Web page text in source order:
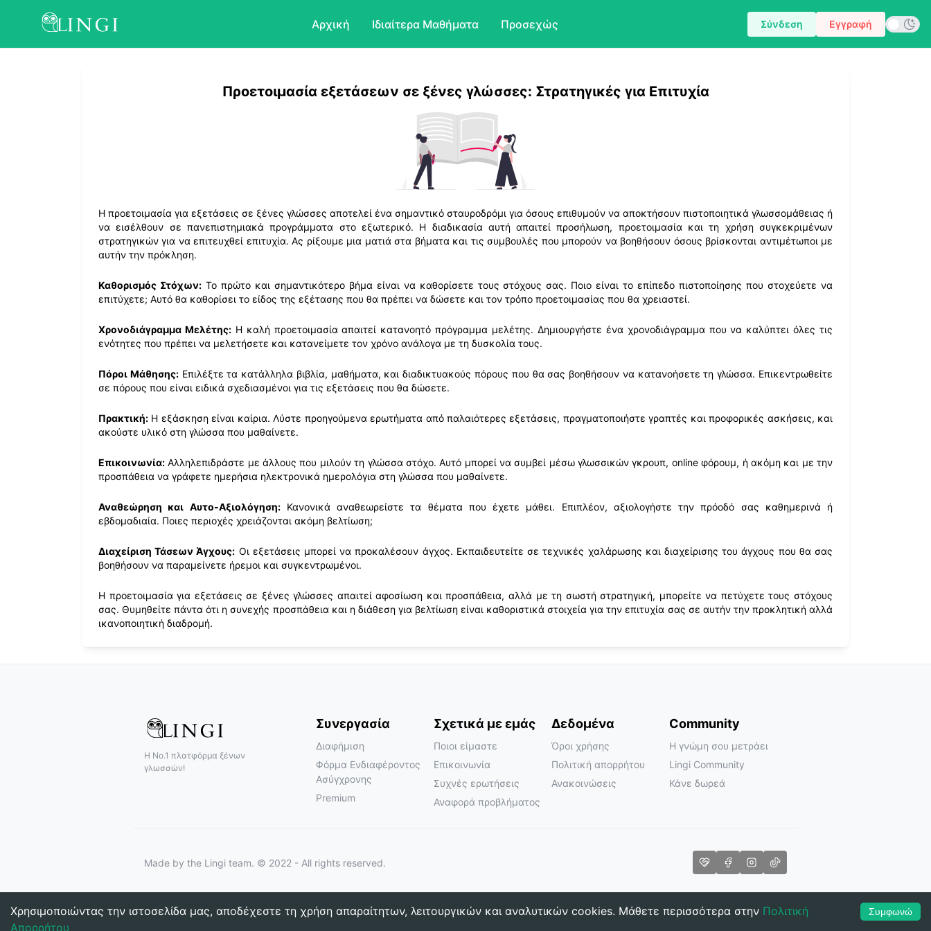
Αρχική Ιδιαίτερα Μαθήματα Προσεχώς Σύνδεση Εγγραφή
Προετοιμασία εξετάσεων σε ξένες γλώσσες: Στρατηγικές για Επιτυχία
Η προετοιμασία για εξετάσεις σε ξένες γλώσσες αποτελεί ένα σημαντικό σταυροδρόμι για όσους επιθυμούν να αποκτήσουν πιστοποιητικά γλωσσομάθειας ή
να εισέλθουν σε πανεπιστημιακά προγράμματα στο εξωτερικό. Η διαδικασία αυτή απαιτεί προσήλωση, προετοιμασία και τη χρήση συγκεκριμένων
στρατηγικών για να επιτευχθεί επιτυχία. Ας ρίξουμε μια ματιά στα βήματα και τις συμβουλές που μπορούν να βοηθήσουν όσους βρίσκονται αντιμέτωποι με
αυτήν την πρόκληση.
Καθορισμός Στόχων:Το πρώτο και σημαντικότερο βήμα είναι να καθορίσετε τους στόχους σας. Ποιο είναι το επίπεδο πιστοποίησης που στοχεύετε να
επιτύχετε; Αυτό θα καθορίσει το είδος της εξέτασης που θα πρέπει να δώσετε και τον τρόπο προετοιμασίας που θα χρειαστεί.
Χρονοδιάγραμμα Μελέτης:Η καλή προετοιμασία απαιτεί κατανοητό πρόγραμμα μελέτης. Δημιουργήστε ένα χρονοδιάγραμμα που να καλύπτει όλες τις
ενότητες που πρέπει να μελετήσετε και κατανείμετε τον χρόνο ανάλογα με τη δυσκολία τους.
Πόροι Μάθησης:Επιλέξτε τα κατάλληλα βιβλία, μαθήματα, και διαδικτυακούς πόρους που θα σας βοηθήσουν να κατανοήσετε τη γλώσσα. Επικεντρωθείτε
σε πόρους που είναι ειδικά σχεδιασμένοι για τις εξετάσεις που θα δώσετε.
Πρακτική: Η εξάσκηση είναι καίρια. Λύστε προηγούμενα ερωτήματα από παλαιότερες εξετάσεις, πραγματοποιήστε γραπτές και προφορικές ασκήσεις, και
ακούστε υλικό στη γλώσσα που μαθαίνετε.
Επικοινωνία: Αλληλεπιδράστε με άλλους που μιλούν τη γλώσσα στόχο. Αυτό μπορεί να συμβεί μέσω γλωσσικών γκρουπ, online φόρουμ, ή ακόμη και με την
προσπάθεια να γράφετε ημερήσια ηλεκτρονικά ημερολόγια στη γλώσσα που μαθαίνετε.
Αναθεώρηση και Αυτο-Αξιολόγηση:Κανονικά αναθεωρείστε τα θέματα που έχετε μάθει. Επιπλέον, αξιολογήστε την πρόοδό σας καθημερινά ή
εβδομαδιαία. Ποιες περιοχές χρειάζονται ακόμη βελτίωση;
Διαχείριση Τάσεων Άγχους: Οι εξετάσεις μπορεί να προκαλέσουν άγχος. Εκπαιδευτείτε σε τεχνικές χαλάρωσης και διαχείρισης του άγχους που θα σας
βοηθήσουν να παραμείνετε ήρεμοι και συγκεντρωμένοι.
Η προετοιμασία για εξετάσεις σε ξένες γλώσσες απαιτεί αφοσίωση και προσπάθεια, αλλά με τη σωστή στρατηγική, μπορείτε να πετύχετε τους στόχους
σας. Θυμηθείτε πάντα ότι η συνεχής προσπάθεια και η διάθεση για βελτίωση είναι καθοριστικά στοιχεία για την επιτυχία σας σε αυτήν την προκλητική αλλά
ικανοποιητική διαδρομή.
Χρησιμοποιώντας την ιστοσελίδα μας, αποδέχεστε τη χρήση απαραίτητων, λειτουργικών και αναλυτικών cookies. Mάθετε περισσότερα στην Πολιτική
Απορρήτου
Συμφωνώ
Η Νο.1 πλατφόρμα ξένων
γλωσσών!
Συνεργασία
Διαφήμιση
Φόρμα Ενδιαφέροντος
Ασύγχρονης
Premium
Σχετικά με εμάς
Ποιοι είμαστε
Επικοινωνία
Συχνές ερωτήσεις
Αναφορά προβλήματος
Δεδομένα
Όροι χρήσης
Πολιτική απορρήτου
Ανακοινώσεις
Community
Η γνώμη σου μετράει
Lingi Community
Κάνε δωρεά
Made by the Lingi team. © 2022 - All rights reserved.